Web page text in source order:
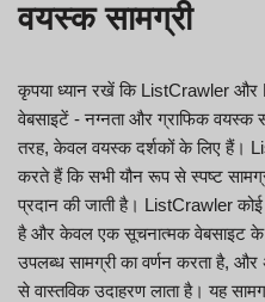
वयस्क सामग्री
कृपया ध्यान रखें कि ListCrawler और
वेबसाइटें - नग्नता और ग्राफिक वयस्क
तरह, केवल वयस्क दर्शकों के लिए हैं।
करते हैं कि सभी यौन रूप से स्पष्ट
प्रदान की जाती है। ListCrawler कोई
है और केवल एक सूचनात्मक वेबसाइट के
उपलब्ध सामग्री का वर्णन करता है, और
से वास्तविक उदाहरण लाता है। यह